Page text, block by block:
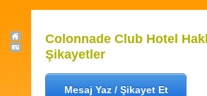
Colonnade Club Hotel
Şikayetler
Mesaj Yaz / Şikayet Et